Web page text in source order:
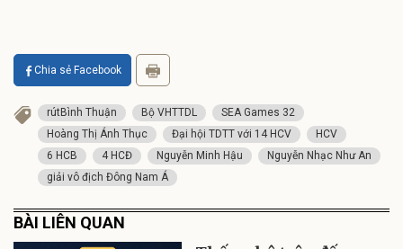
Chia sẻ Facebook
rútBình Thuận Bộ VHTTDL
SEA Games 32
Hoàng Thị Ánh Thục
Đại hội TDTT với 14 HCV
HCV
6 HCB
4 HCĐ Nguyễn Minh Hậu
Nguyễn Nhạc Như An
giải vô địch Đông Nam Á
BÀI LIÊN QUAN